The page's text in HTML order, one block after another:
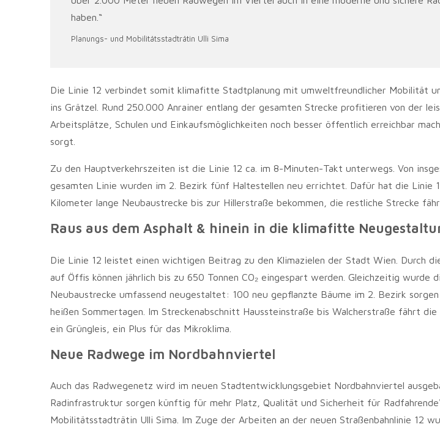
haben.“
Planungs- und Mobilitätsstadträtin Ulli Sima
Die Linie 12 verbindet somit klimafitte Stadtplanung mit umweltfreundlicher Mobilität
ins Grätzel. Rund 250.000 Anrainer entlang der gesamten Strecke profitieren von der
Arbeitsplätze, Schulen und Einkaufsmöglichkeiten noch besser öffentlich erreichbar
sorgt.
Zu den Hauptverkehrszeiten ist die Linie 12 ca. im 8-Minuten-Takt unterwegs. Von
gesamten Linie wurden im 2. Bezirk fünf Haltestellen neu errichtet. Dafür hat die Linie
Kilometer lange Neubaustrecke bis zur Hillerstraße bekommen, die restliche Strecke
Raus aus dem Asphalt & hinein in die klimafitte
Die Linie 12 leistet einen wichtigen Beitrag zu den Klimazielen der Stadt Wien. Durch
auf Öffis können jährlich bis zu 650 Tonnen CO₂ eingespart werden. Gleichzeitig wurde
Neubaustrecke umfassend neugestaltet: 100 neu gepflanzte Bäume im 2. Bezirk
heißen Sommertagen. Im Streckenabschnitt Haussteinstraße bis Walcherstraße fährt
ein Grüngleis, ein Plus für das Mikroklima.
Neue Radwege im Nordbahnviertel
Auch das Radwegenetz wird im neuen Stadtentwicklungsgebiet Nordbahnviertel
Radinfrastruktur sorgen künftig für mehr Platz, Qualität und Sicherheit für
Mobilitätsstadträtin Ulli Sima. Im Zuge der Arbeiten an der neuen Straßenbahnlinie 12